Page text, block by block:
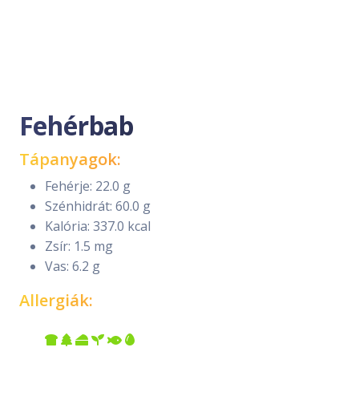
Fehérbab
Tápanyagok:
Fehérje: 22.0 g
Szénhidrát: 60.0 g
Kalória: 337.0 kcal
Zsír: 1.5 mg
Vas: 6.2 g
Allergiák: